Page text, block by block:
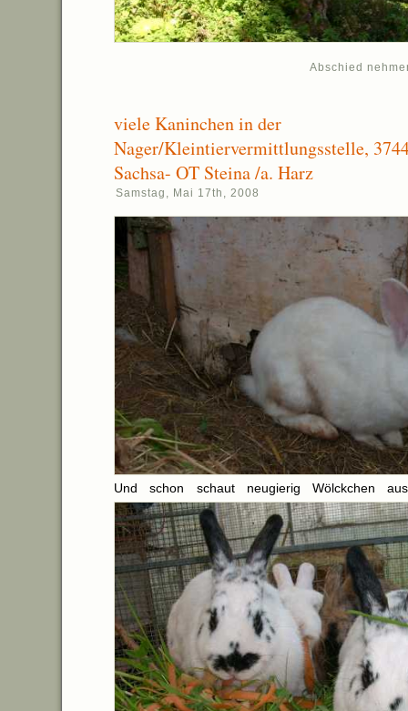
Abschied
viele Kaninchen in der
Nager/Kleintiervermittlungsstelle,
Sachsa- OT Steina /a. Harz
Samstag, Mai 17th, 2008
Und schon schaut neugierig Wölckchen